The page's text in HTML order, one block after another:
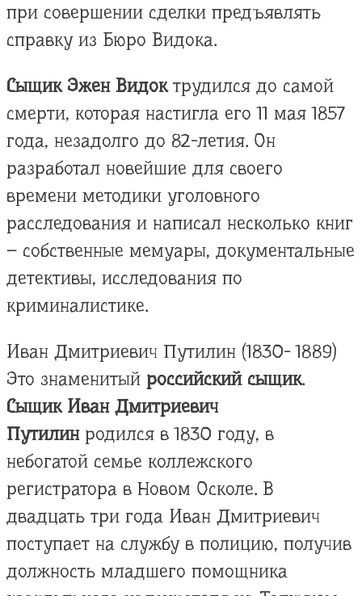
при совершении сделки предъявлять
справку из Бюро Видока.
Сыщик Эжен Видоктрудился до самой
смерти, которая настигла его 11 мая 1857
года, незадолго до 82-летия. Он
разработал новейшие для своего
времени методики уголовного
расследования и написал несколько книг
– собственные мемуары, документальные
детективы, исследования по
криминалистике.
Иван Дмитриевич Путилин (1830- 1889)
Это знаменитый российский сыщик.
Сыщик Иван Дмитриевич
Путилинродился в 1830 году, в
небогатой семье коллежского
регистратора в Новом Осколе. В
двадцать три года Иван Дмитриевич
поступает на службу в полицию, получив
должность младшего помощника